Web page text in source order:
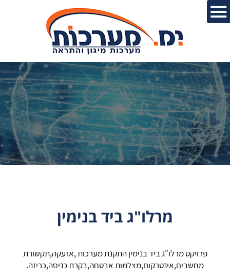
מרלו"ג ביד בנימין
פרויקט מרלו"ג ביד בנימין התקנת מערכות ,אזעקה,תקשורת
מחשבים,אינטרקום,מצלמות אבטחה,בקרת כניסה,כריזה.